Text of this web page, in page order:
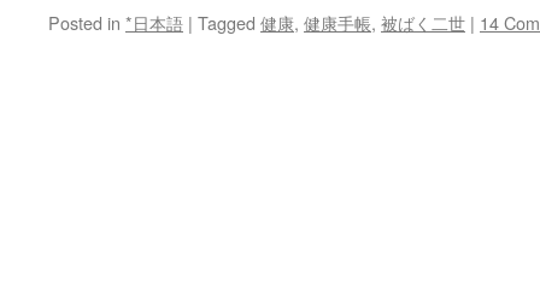
Posted in *日本語 | Tagged 健康, 健康手帳, 被ばく二世 | 14